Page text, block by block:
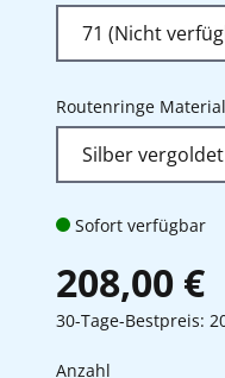
Routenringe Material
Sofort verfügbar
208,00 €
30-Tage-Bestpreis:
Anzahl